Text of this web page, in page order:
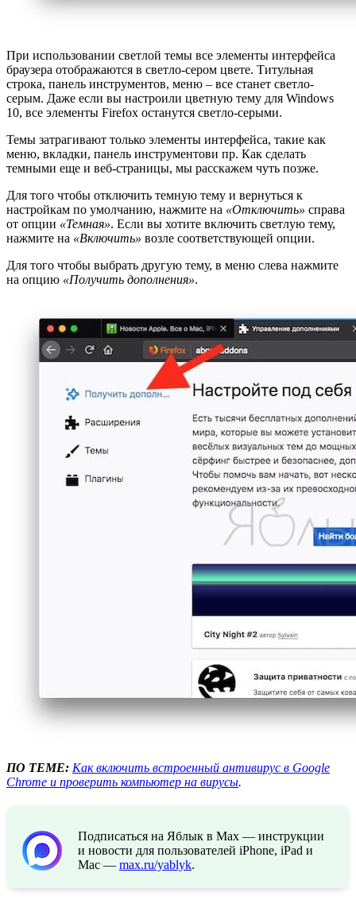
При использовании светлой темы все элементы интерфейса
браузера отображаются в светло-сером цвете. Титульная
строка, панель инструментов, меню – все станет светло-
серым. Даже если вы настроили цветную тему для Windows
10, все элементы Firefox останутся светло-серыми.
Темы затрагивают только элементы интерфейса, такие как
меню, вкладки, панель инструментови пр. Как сделать
темными еще и веб-страницы, мы расскажем чуть позже.
Для того чтобы отключить темную тему и вернуться к
настройкам по умолчанию, нажмите на «Отключить» справа
от опции «Темная». Если вы хотите включить светлую тему,
нажмите на «Включить» возле соответствующей опции.
Для того чтобы выбрать другую тему, в меню слева нажмите
на опцию «Получить дополнения».
ПО ТЕМЕ: Как включить встроенный антивирус в Google
Chrome и проверить компьютер на вирусы.
Подписаться на Яблык в Max — инструкции
и новости для пользователей iPhone, iPad и
Mac — max.ru/yablyk.